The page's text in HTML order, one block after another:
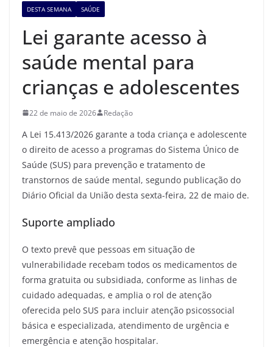
DESTA SEMANA SAÚDE
Lei garante acesso à
saúde mental para
crianças e adolescentes
22 de maio de 2026 Redação
A Lei 15.413/2026 garante a toda criança e adolescente
o direito de acesso a programas do Sistema Único de
Saúde (SUS) para prevenção e tratamento de
transtornos de saúde mental, segundo publicação do
Diário Oficial da União desta sexta-feira, 22 de maio de.
Suporte ampliado
O texto prevê que pessoas em situação de
vulnerabilidade recebam todos os medicamentos de
forma gratuita ou subsidiada, conforme as linhas de
cuidado adequadas, e amplia o rol de atenção
oferecida pelo SUS para incluir atenção psicossocial
básica e especializada, atendimento de urgência e
emergência e atenção hospitalar.